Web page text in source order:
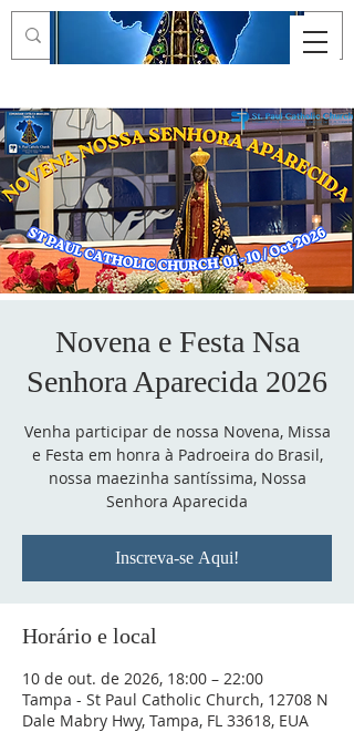
Novena e Festa Nsa
Senhora Aparecida 2026
Venha participar de nossa Novena, Missa
e Festa em honra à Padroeira do Brasil,
nossa maezinha santíssima, Nossa
Senhora Aparecida
Inscreva-se Aqui!
Horário e local
10 de out. de 2026, 18:00 – 22:00
Tampa - St Paul Catholic Church, 12708 N
Dale Mabry Hwy, Tampa, FL 33618, EUA